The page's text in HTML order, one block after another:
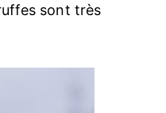
sont très